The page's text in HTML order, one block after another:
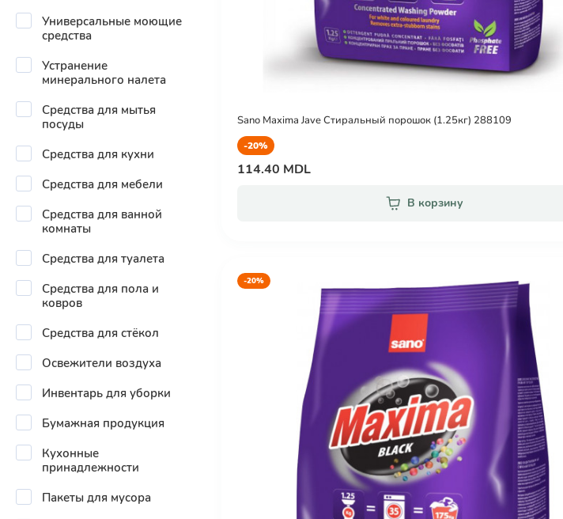
Универсальные моющие
средства
Устранение
минерального налета
Средства для мытья
посуды
Средства для кухни
Средства для мебели
Средства для ванной
комнаты
Средства для туалета
Средства для пола и
ковров
Средства для стёкол
Освежители воздуха
Инвентарь для уборки
Бумажная продукция
Кухонные
принадлежности
Пакеты для мусора
Sano Maxima Jave Стиральный порошок (1.25кг) 288109
-20%
114.40 MDL
В корзину
-20%